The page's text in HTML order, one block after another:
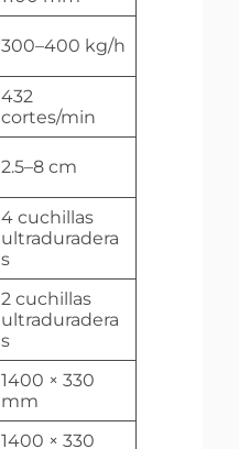
300–400 kg/h
432
cortes/min
2.5–8 cm
4 cuchillas
ultraduradera
s
2 cuchillas
ultraduradera
s
1400 × 330
mm
1400 × 330